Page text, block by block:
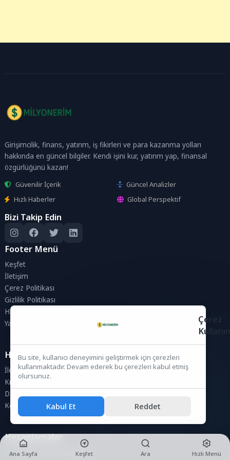
Girişimcilik, finans, yatırım, iş fikirleri ve para kazanma yolları
hakkında en güncel bilgiler. Kendi işini kur, yatırım yap, finansal
özgürlüğünü kazan!
Güvenilir İçerik
Güncel Analizler
Hızlı Haberler
Global Perspektif
Bizi Takip Edin
Footer Menü
Keşfet
İletişim
Çerez Politikası
Gizlilik Politikası
Hakkımızda
Yasal Uyarı ve Sorumluluk Reddi
Hızlı Bağlantılar
İletişim
Kripto Paralar
Döviz Kurları
Keşfet
Hesaplamalar
Kripto Para Hesaplama
Ana Sayfa Keşfet Ara Hızlı Menü
Çerez
Bu site, kullanıcı deneyimini geliştirmek için çerezleri
kullanmaktadır. Devam ederek bu çerezleri kabul etmiş
olursunuz.
Kabul Et Reddet